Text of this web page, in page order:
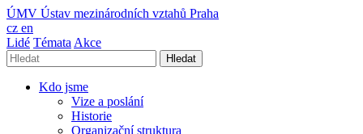
ÚMV Ústav mezinárodních vztahů Praha
cz en
Lidé Témata Akce
Hledat
Kdo jsme
Vize a poslání
Historie
Organizační struktura